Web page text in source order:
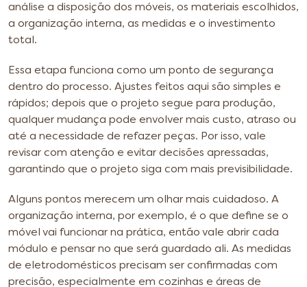
análise a disposição dos móveis, os materiais escolhidos,
a organização interna, as medidas e o investimento
total.
Essa etapa funciona como um ponto de segurança
dentro do processo. Ajustes feitos aqui são simples e
rápidos; depois que o projeto segue para produção,
qualquer mudança pode envolver mais custo, atraso ou
até a necessidade de refazer peças. Por isso, vale
revisar com atenção e evitar decisões apressadas,
garantindo que o projeto siga com mais previsibilidade.
Alguns pontos merecem um olhar mais cuidadoso. A
organização interna, por exemplo, é o que define se o
móvel vai funcionar na prática, então vale abrir cada
módulo e pensar no que será guardado ali. As medidas
de eletrodomésticos precisam ser confirmadas com
precisão, especialmente em cozinhas e áreas de